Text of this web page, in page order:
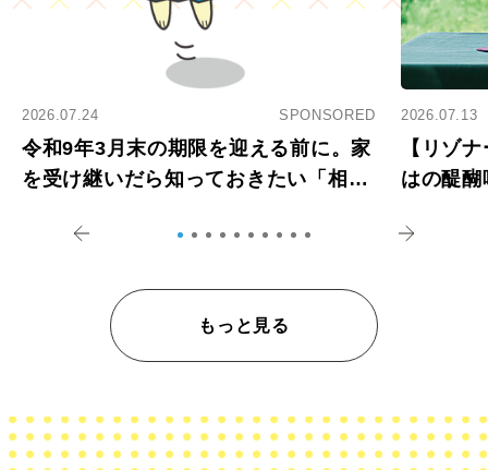
2026.07.24 SPONSORED
令和9年3月末の期限を迎える前に。家
を受け継いだら知っておきたい「相続
2026.07.13
【リゾ
はの醍
もっと見る